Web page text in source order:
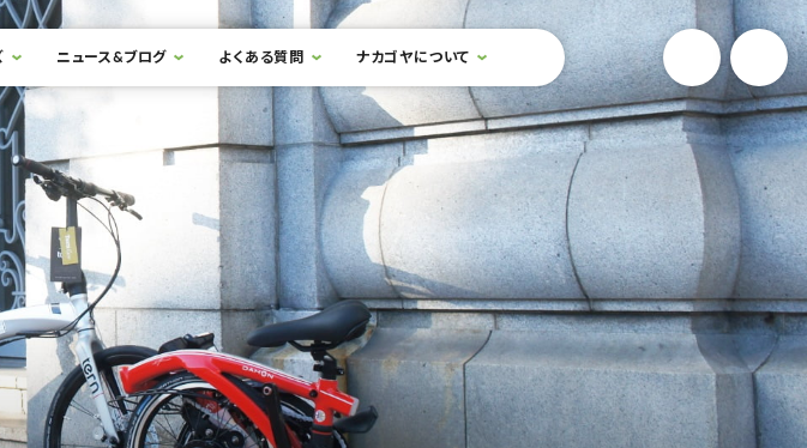
ニュース&ブログ よくある質問 ナカゴヤについて 検索フォームを開閉する YouTube